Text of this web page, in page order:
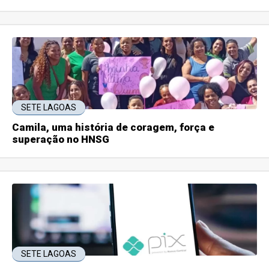
SETE LAGOAS
Camila, uma história de coragem, força e
superação no HNSG
SETE LAGOAS